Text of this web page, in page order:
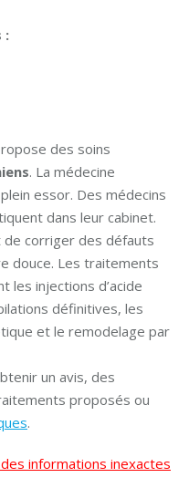
:
des soins
. La médecine
essor. Des médecins
dans leur cabinet.
corriger des défauts
douce. Les traitements
les injections d’acide
définitives, les
et le remodelage par
un avis, des
proposés ou
.
informations inexactes